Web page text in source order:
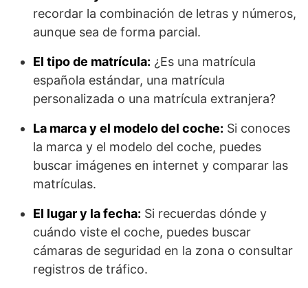
recordar la combinación de letras y números,
aunque sea de forma parcial.
El tipo de matrícula: ¿Es una matrícula
española estándar, una matrícula
personalizada o una matrícula extranjera?
La marca y el modelo del coche: Si conoces
la marca y el modelo del coche, puedes
buscar imágenes en internet y comparar las
matrículas.
El lugar y la fecha: Si recuerdas dónde y
cuándo viste el coche, puedes buscar
cámaras de seguridad en la zona o consultar
registros de tráfico.